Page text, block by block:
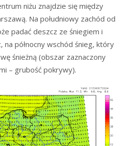
niżu znajdzie się między
Na południowy zachód od
padać deszcz ze śniegiem i
na północny wschód śnieg, który
śnieżną (obszar zaznaczony
– grubość pokrywy).